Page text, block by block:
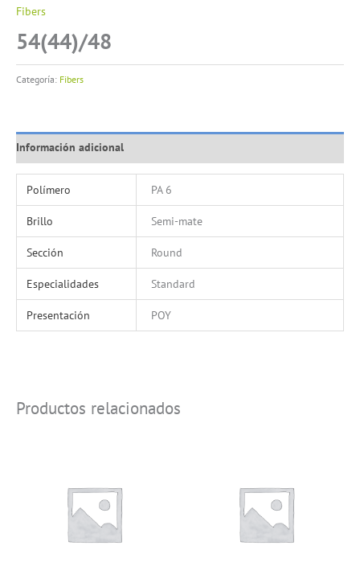
Fibers
54(44)/48
Categoría: Fibers
Información adicional
Polímero PA 6
Brillo Semi-mate
Sección Round
Especialidades Standard
Presentación POY
Productos relacionados